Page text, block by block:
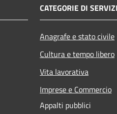
CATEGORIE DI
Anagrafe e stato civile
Cultura e tempo libero
Vita lavorativa
Imprese e Commercio
Appalti pubblici